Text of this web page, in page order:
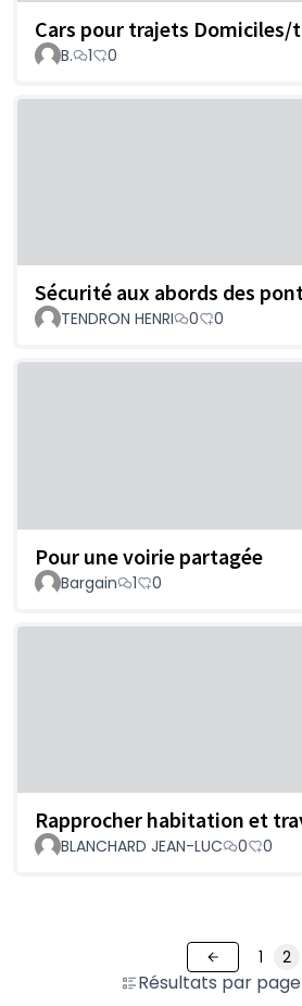
Cars pour trajets Domiciles/
B. 1 0
Sécurité aux abords des
TENDRON HENRI 0 0
Pour une voirie partagée
Bargain 1 0
Rapprocher habitation et
BLANCHARD JEAN-LUC 0 0
Résultats par
1 2